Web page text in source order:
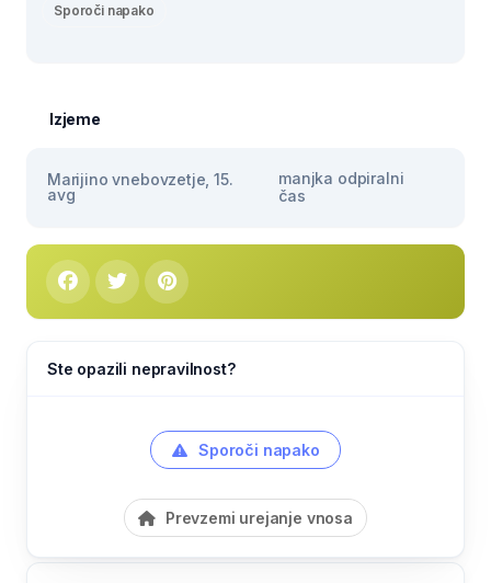
Sporoči napako
Izjeme
Marijino vnebovzetje, 15.
avg
manjka odpiralni
čas
Ste opazili nepravilnost?
Sporoči napako
Prevzemi urejanje vnosa